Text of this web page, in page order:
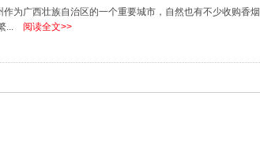
为广西壮族自治区的一个重要城市，自然也有不少收购香
...
阅读全文>>